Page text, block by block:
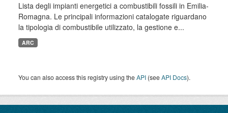
Lista degli impianti energetici a combustibili fossili in Emilia-
Romagna. Le principali informazioni catalogate riguardano
la tipologia di combustibile utilizzato, la gestione e...
ARC
You can also access this registry using theAPI (seeAPI Docs).